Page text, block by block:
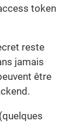
token
reste
jamais
être